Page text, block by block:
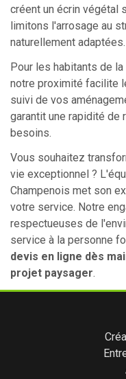
créent un écrin végétal
limitons l'arrosage au
naturellement adaptées.
Pour les habitants de
notre proximité facilite
suivi de vos
garantit une rapidité de
besoins.
Vous souhaitez
vie exceptionnel ?
Champenois met son
votre service. Notre
respectueuses de
service à la personne
devis en ligne dès
projet paysager.